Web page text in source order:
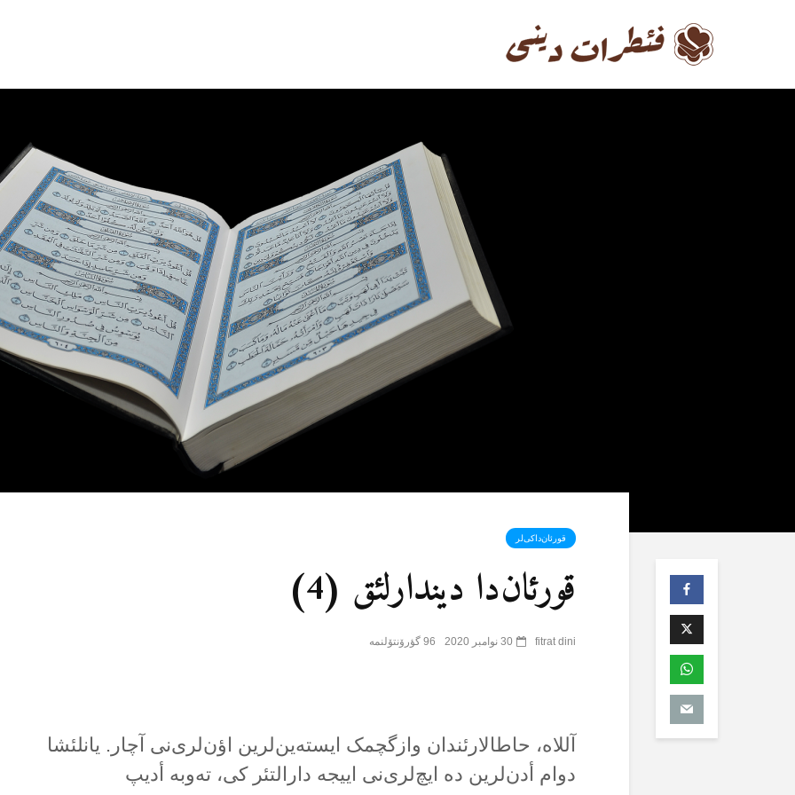
قورئان‌داکی‌لر
قورئان‌دا دیندارلئق (4)
fitrat dini 30 نوامبر 2020 96 گؤرۆنتۆلنمە
آللاە، حاطالارئندان وازگچمک ایستەین‌لرین اؤن‌لری‌نی آچار. یانلئشا
دوام أدن‌لرین دە ایچ‌لری‌نی اییجە دارالتئر کی، تەوبە أدیپ